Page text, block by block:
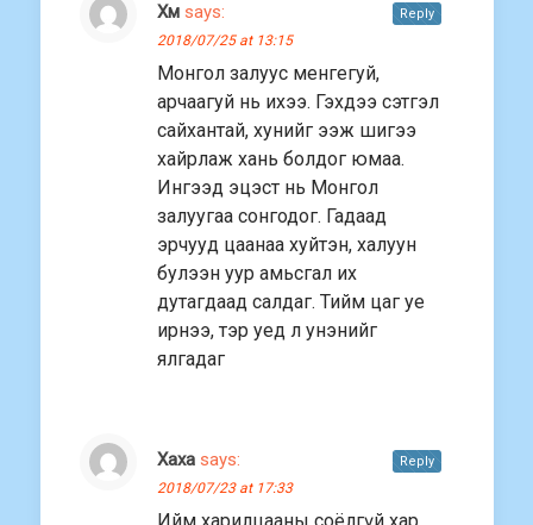
Хм says:
2018/07/25 at 13:15
Монгол залуус менгегуй,
арчаагуй нь ихээ. Гэхдээ сэтгэл
сайхантай, хунийг ээж шигээ
хайрлаж хань болдог юмаа.
Ингээд эцэст нь Монгол
залуугаа сонгодог. Гадаад
эрчууд цаанаа хуйтэн, халуун
булээн уур амьсгал их
дутагдаад салдаг. Тийм цаг уе
ирнээ, тэр уед л унэнийг
ялгадаг
Reply
Xaxa says:
2018/07/23 at 17:33
Reply